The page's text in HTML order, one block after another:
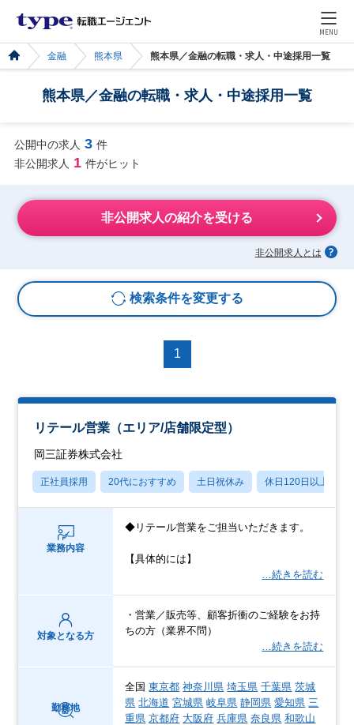
MENU
金融 熊本県 熊本県／金融の転職・求人・中途採用一覧
熊本県／金融の転職・求人・中途採用一覧
公開中の求人 3 件
非公開求人 1 件がヒット
非公開求人の紹介を受ける
非公開求人とは
検索条件を変更する
1
リテール営業（エリア/店舗限定型）
岡三証券株式会社
正社員採用 20代におすすめ 土日祝休み 休日120日以上
業務内容
◆リテール営業をご担当いただきます。
【具体的には】
…続きを読む
対象となる方
・営業／販売等、顧客折衝のご経験をお持
ちの方（業界不問）
…続きを読む
勤務地
全国東京都 神奈川県 埼玉県 千葉県 茨城
県 北海道 宮城県 岐阜県 静岡県 愛知県 三
重県 京都府 大阪府 兵庫県 奈良県 和歌山